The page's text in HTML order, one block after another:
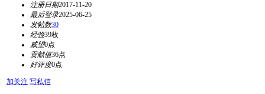
注册日期2017-11-20
最后登录2025-06-25
发帖数30
经验39枚
威望0点
贡献值36点
好评度0点
加关注 写私信